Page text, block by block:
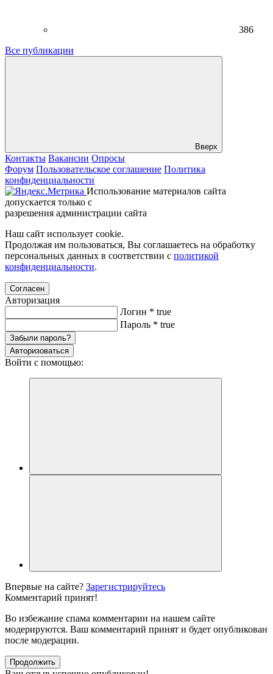
386
Все публикации
Вверх
Контакты Вакансии Опросы
Форум Пользовательское соглашение Политика
конфиденциальности
Использование материалов сайта
допускается только с
разрешения администрации сайта
Наш сайт использует cookie.
Продолжая им пользоваться, Вы соглашаетесь на обработку
персональных данных в соответствии с политикой
конфиденциальности.
Согласен
Авторизация
Логин * true
Пароль * true
Забыли пароль?
Авторизоваться
Войти с помощью:
Впервые на сайте? Зарегистрируйтесь
Комментарий принят!
Во избежание спама комментарии на нашем сайте
модерируются. Ваш комментарий принят и будет опубликован
после модерации.
Продолжить